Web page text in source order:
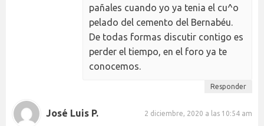
pañales cuando yo ya tenia el cu^o
pelado del cemento del Bernabéu.
De todas formas discutir contigo es
perder el tiempo, en el foro ya te
conocemos.
Responder
José Luis P. 2 diciembre, 2020 a las 10:54 am